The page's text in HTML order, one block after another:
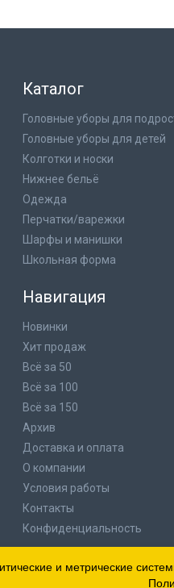
Каталог
Головные уборы для
Головные уборы для детей
Колготки и носки
Нижнее бельё
Одежда
Перчатки/варежки
Шарфы и манишки
Школьная форма
Навигация
Новинки
Хит продаж
Всё за 50
Всё за 100
Всё за 150
Архив
Доставка и оплата
О компании
Условия работы
Контакты
Конфиденциальность
и метрические